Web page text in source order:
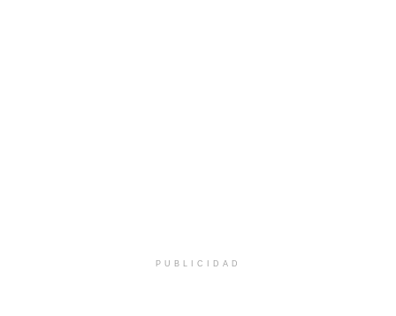
PUBLICIDAD